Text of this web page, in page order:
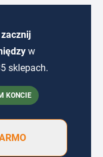
w
sklepach.
KONCIE